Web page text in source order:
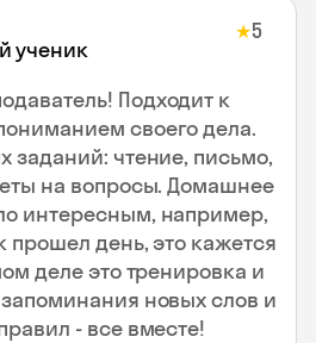
ученик
★5
Подходит к
своего дела.
заданий: чтение, письмо,
на вопросы. Домашнее
интересным, например,
прошел день, это кажется
деле это тренировка и
новых слов и
- все вместе!